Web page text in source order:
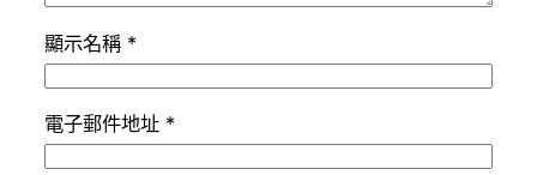
顯示名稱 *
電子郵件地址 *